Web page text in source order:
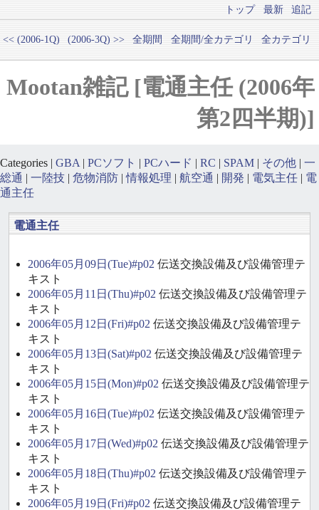
トップ 最新 追記
<< (2006-1Q) (2006-3Q) >> 全期間 全期間/全カテゴリ 全カテゴリ
Mootan雑記 [電通主任 (2006年
第2四半期)]
Categories | GBA | PCソフト | PCハード | RC | SPAM | その他 | 一
総通 | 一陸技 | 危物消防 |情報処理 | 航空通 | 開発 | 電気主任 | 電
通主任
電通主任
2006年05月09日(Tue)#p02 伝送交換設備及び設備管理テ
キスト
2006年05月11日(Thu)#p02 伝送交換設備及び設備管理テ
キスト
2006年05月12日(Fri)#p02 伝送交換設備及び設備管理テ
キスト
2006年05月13日(Sat)#p02 伝送交換設備及び設備管理テ
キスト
2006年05月15日(Mon)#p02 伝送交換設備及び設備管理テ
キスト
2006年05月16日(Tue)#p02 伝送交換設備及び設備管理テ
キスト
2006年05月17日(Wed)#p02 伝送交換設備及び設備管理テ
キスト
2006年05月18日(Thu)#p02 伝送交換設備及び設備管理テ
キスト
2006年05月19日(Fri)#p02 伝送交換設備及び設備管理テ